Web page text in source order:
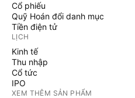
Cổ phiếu
Quỹ Hoán đổi danh mục
Tiền điện tử
LỊCH
Kinh tế
Thu nhập
Cổ tức
IPO
XEM THÊM SẢN PHẨM